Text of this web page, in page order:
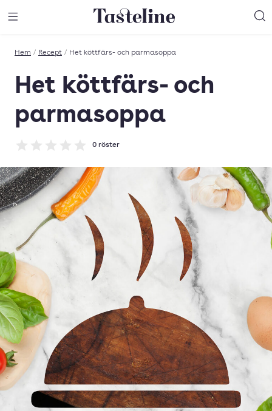
Till Tastelines startsida
Hem / Recept / Het köttfärs- och parmasoppa
Het köttfärs- och
parmasoppa
Betyg: 0 av 5
0 röster